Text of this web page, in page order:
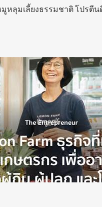
มูหลุมเลี้ยงธรรมชาติ โปรตี